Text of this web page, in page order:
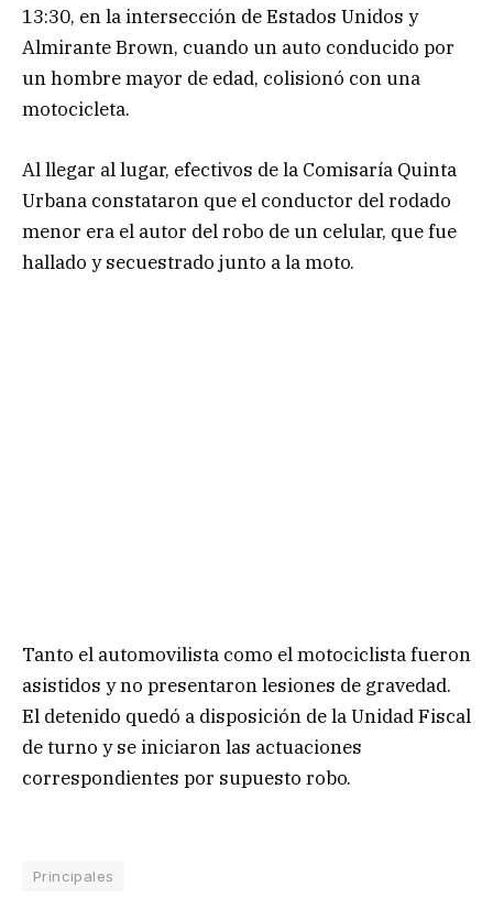
13:30, en la intersección de Estados Unidos y
Almirante Brown, cuando un auto conducido por
un hombre mayor de edad, colisionó con una
motocicleta.
Al llegar al lugar, efectivos de la Comisaría Quinta
Urbana constataron que el conductor del rodado
menor era el autor del robo de un celular, que fue
hallado y secuestrado junto a la moto.
Tanto el automovilista como el motociclista fueron
asistidos y no presentaron lesiones de gravedad.
El detenido quedó a disposición de la Unidad Fiscal
de turno y se iniciaron las actuaciones
correspondientes por supuesto robo.
Principales